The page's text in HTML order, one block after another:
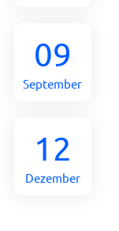
09
September
12
Dezember